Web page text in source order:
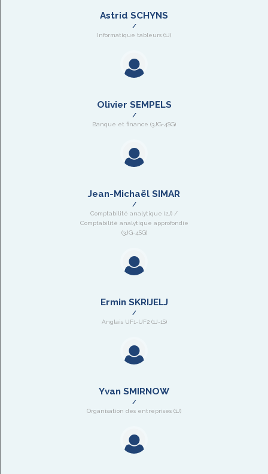
Astrid SCHYNS
Informatique tableurs (1J)
Olivier SEMPELS
Banque et finance (3JG-4SG)
Jean-Michaël SIMAR
Comptabilité analytique (2J) /
Comptabilité analytique approfondie
(3JG-4SG)
Ermin SKRIJELJ
Anglais UF1-UF2 (1J-1S)
Yvan SMIRNOW
Organisation des entreprises (1J)